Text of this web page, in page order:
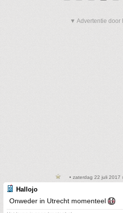
▼ Advertentie door
• zaterdag 22 juli 2017
Hallojo
Onweder in Utrecht momenteel